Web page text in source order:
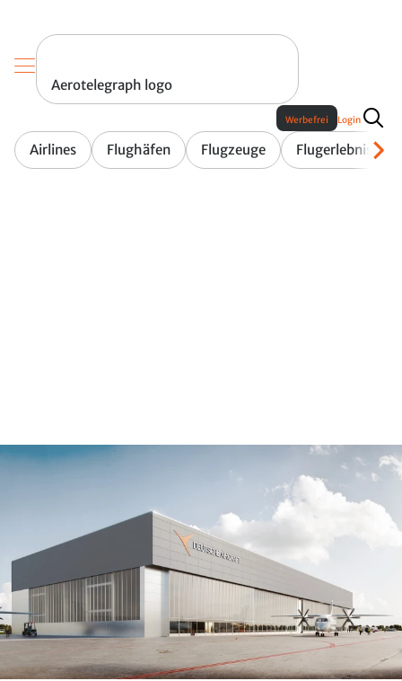
Aerotelegraph logo
Airlines Flughäfen Flugzeuge Flugerlebnis
Werbefrei Login